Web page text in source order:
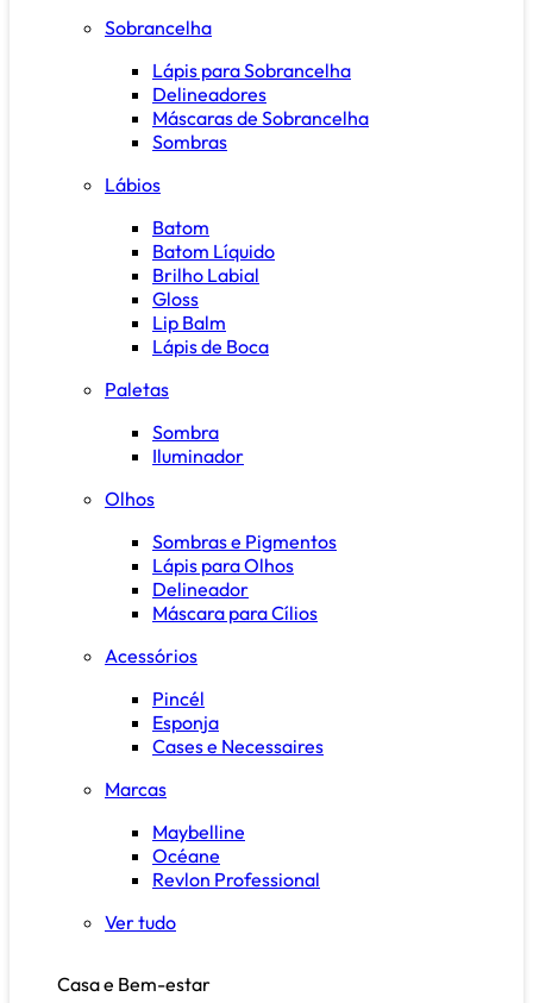
Sobrancelha
Lápis para Sobrancelha
Delineadores
Máscaras de Sobrancelha
Sombras
Lábios
Batom
Batom Líquido
Brilho Labial
Gloss
Lip Balm
Lápis de Boca
Paletas
Sombra
Iluminador
Olhos
Sombras e Pigmentos
Lápis para Olhos
Delineador
Máscara para Cílios
Acessórios
Pincél
Esponja
Cases e Necessaires
Marcas
Maybelline
Océane
Revlon Professional
Ver tudo
Casa e Bem-estar